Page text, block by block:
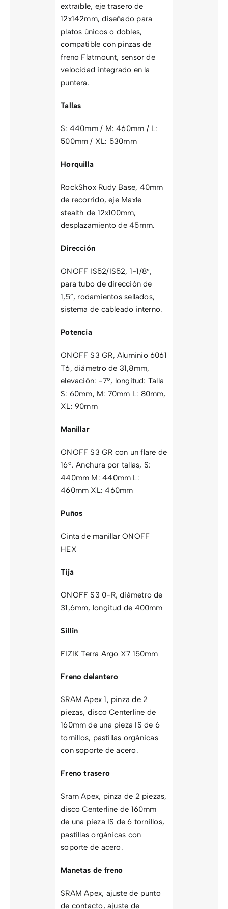
extraíble, eje trasero de
12x142mm, diseñado para
platos únicos o dobles,
compatible con pinzas de
freno Flatmount, sensor de
velocidad integrado en la
puntera.
Tallas
S: 440mm / M: 460mm / L:
500mm / XL: 530mm
Horquilla
RockShox Rudy Base, 40mm
de recorrido, eje Maxle
stealth de 12x100mm,
desplazamiento de 45mm.
Dirección
ONOFF IS52/IS52, 1-1/8″,
para tubo de dirección de
1,5”, rodamientos sellados,
sistema de cableado interno.
Potencia
ONOFF S3 GR, Aluminio 6061
T6, diámetro de 31,8mm,
elevación: -7º, longitud: Talla
S: 60mm, M: 70mm L: 80mm,
XL: 90mm
Manillar
ONOFF S3 GR con un flare de
16º. Anchura por tallas, S:
440mm M: 440mm L:
460mm XL: 460mm
Puños
Cinta de manillar ONOFF
HEX
Tija
ONOFF S3 0-R, diámetro de
31,6mm, longitud de 400mm
Sillin
FIZIK Terra Argo X7 150mm
Freno delantero
SRAM Apex 1, pinza de 2
piezas, disco Centerline de
160mm de una pieza IS de 6
tornillos, pastillas orgánicas
con soporte de acero.
Freno trasero
Sram Apex, pinza de 2 piezas,
disco Centerline de 160mm
de una pieza IS de 6 tornillos,
pastillas orgánicas con
soporte de acero.
Manetas de freno
SRAM Apex, ajuste de punto
de contacto, ajuste de